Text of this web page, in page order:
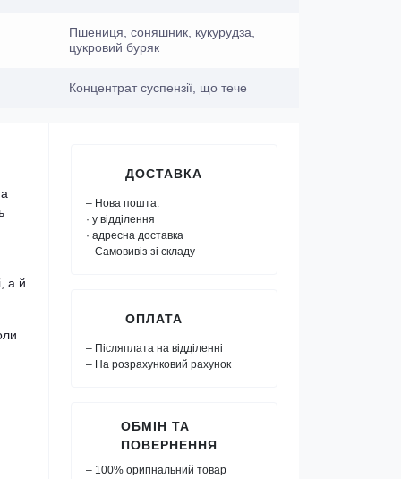
Пшениця, соняшник, кукурудза,
цукровий буряк
Концентрат суспензії, що тече
а й
ДОСТАВКА
– Нова пошта:
· у відділення
· адресна доставка
– Самовивіз зі складу
ОПЛАТА
– Післяплата на відділенні
– На розрахунковий рахунок
ОБМІН ТА
ПОВЕРНЕННЯ
– 100% оригінальний товар